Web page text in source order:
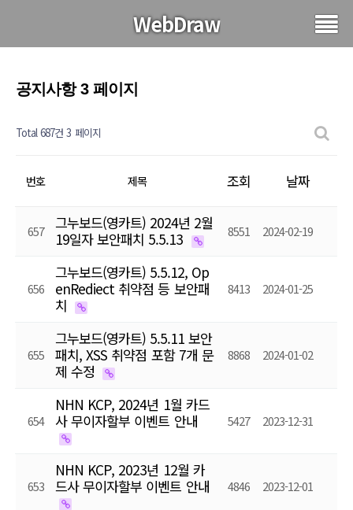
WebDraw
공지사항 3 페이지
Total 687건 3 페이지
번호 제목 조회 날짜
657
그누보드(영카트) 2024년 2월
19일자 보안패치 5.5.13
8551 2024-02-19
656
그누보드(영카트) 5.5.12, Op
enRediect 취약점 등 보안패
치
8413 2024-01-25
655
그누보드(영카트) 5.5.11 보안
패치, XSS 취약점 포함 7개 문
제 수정
8868 2024-01-02
654
NHN KCP, 2024년 1월 카드
사 무이자할부 이벤트 안내
5427 2023-12-31
653
NHN KCP, 2023년 12월 카
드사 무이자할부 이벤트 안내
4846 2023-12-01